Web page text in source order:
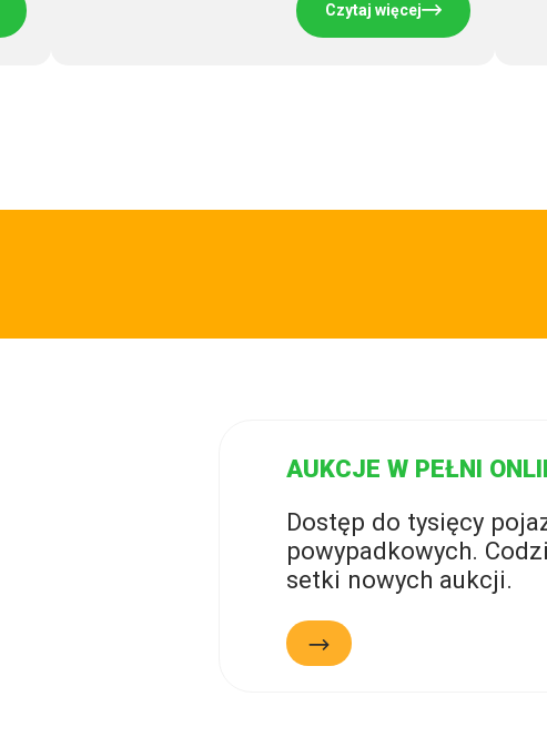
Czytaj więcej
AUKCJE W PEŁNI
Dostęp do tysięcy
powypadkowych.
setki nowych aukcji.